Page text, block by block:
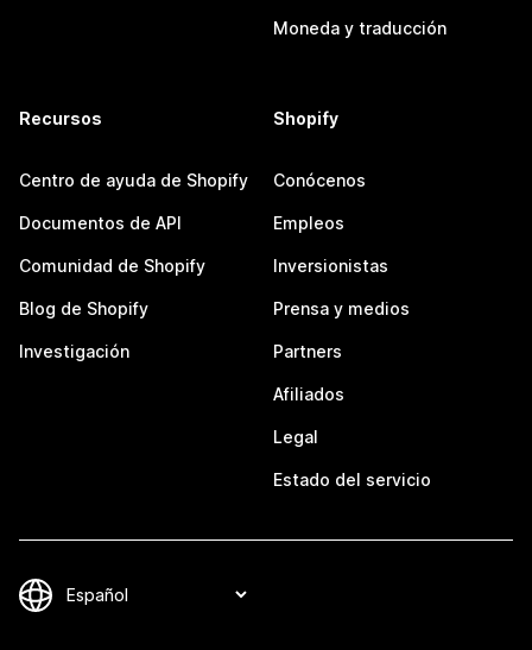
Moneda y traducción
Recursos
Centro de ayuda de Shopify
Documentos de API
Comunidad de Shopify
Blog de Shopify
Investigación
Shopify
Conócenos
Empleos
Inversionistas
Prensa y medios
Partners
Afiliados
Legal
Estado del servicio